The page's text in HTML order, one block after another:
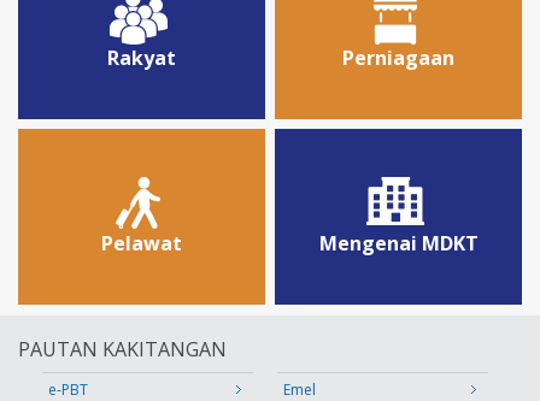
Rakyat Perniagaan
Pelawat Mengenai MDKT
PAUTAN KAKITANGAN
e-PBT
Emel